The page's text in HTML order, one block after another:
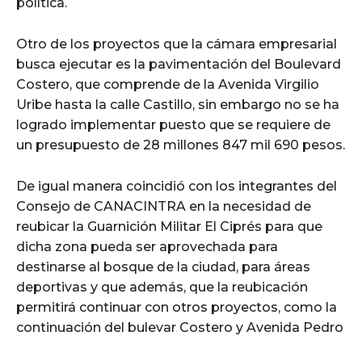
Otro de los proyectos que la cámara empresarial
busca ejecutar es la pavimentación del Boulevard
Costero, que comprende de la Avenida Virgilio
Uribe hasta la calle Castillo, sin embargo no se ha
logrado implementar puesto que se requiere de
un presupuesto de 28 millones 847 mil 690 pesos.
De igual manera coincidió con los integrantes del
Consejo de CANACINTRA en la necesidad de
reubicar la Guarnición Militar El Ciprés para que
dicha zona pueda ser aprovechada para
destinarse al bosque de la ciudad, para áreas
deportivas y que además, que la reubicación
permitirá continuar con otros proyectos, como la
continuación del bulevar Costero y Avenida Pedro